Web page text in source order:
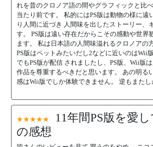
れを昔のクロノア語の間やグラフィックと比
当たり前です。 私的にはPS版は動物の様に遠
り人間に近づき 人間味を出したストーリー、
す。 PS版は遠い存在だからこその感動や世界
ます。 私は日本語の人間味溢れるクロノアの
PS版はペットみたいだし2などに近いのはWii
でもPS版が配信 されましたし、PS版、Wii版
作品を尊重するべきだと思います。 あの明る
感はWii版でしか体験できません。 逆もまたし
★★★★★
11年間PS版を愛
の感想